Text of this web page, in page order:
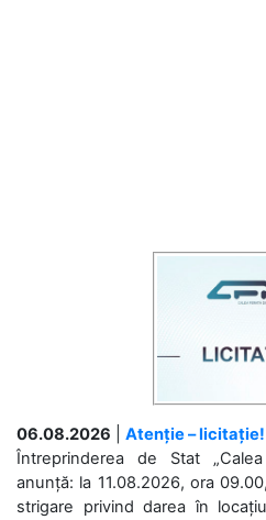
06.08.2026
Atenție – licitație!
Întreprinderea de Stat
anunță: la 11.08.2026, ora
strigare privind darea în